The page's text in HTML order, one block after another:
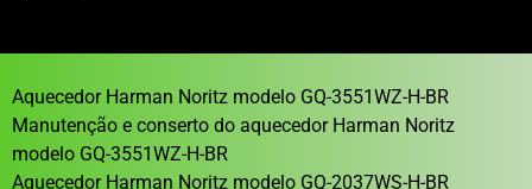
Aquecedor Harman Noritz modelo GQ-3551WZ-H-BR
Manutenção e conserto do aquecedor Harman Noritz
modelo GQ-3551WZ-H-BR
Aquecedor Harman Noritz modelo GQ-2037WS-H-BR